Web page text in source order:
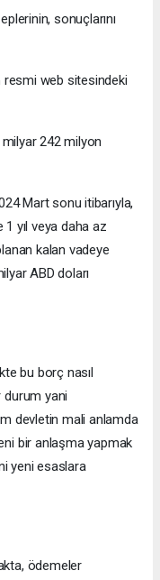
sonuçlarını
resmi web sitesindeki
242 milyon
Mart sonu itibarıyla,
1 yıl veya daha az
kalan vadeye
ABD doları
bu borç nasıl
yani
devletin mali anlamda
bir anlaşma yapmak
yeni esaslara
ödemeler